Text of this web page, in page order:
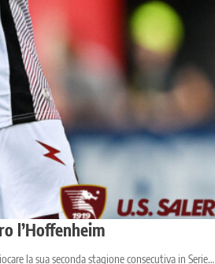
l’Hoffenheim
la sua seconda stagione consecutiva in Serie…